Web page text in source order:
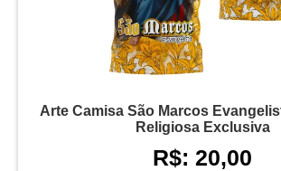
Arte Camisa São Marcos
Religiosa Exclusiva
R$: 20,00